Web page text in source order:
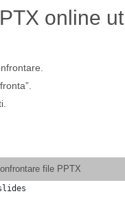
online
file PPTX